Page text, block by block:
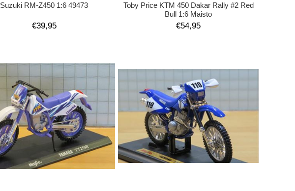
Suzuki RM-Z450 1:6 49473
€39,95
Toby Price KTM 450 Dakar Rally #2 Red
Bull 1:6 Maisto
€54,95